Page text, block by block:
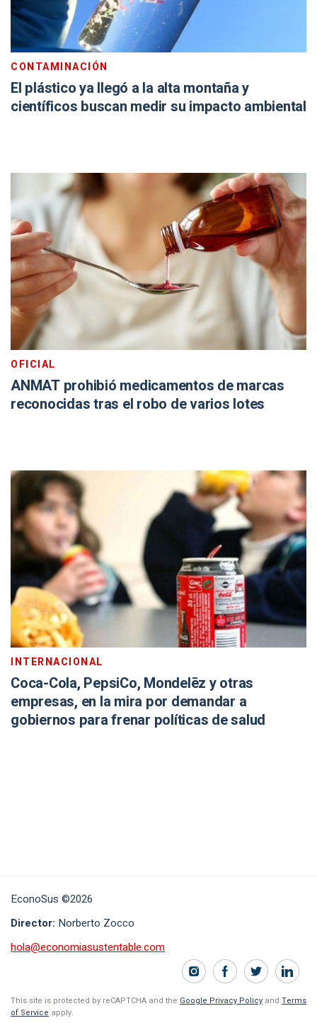
CONTAMINACIÓN
El plástico ya llegó a la alta montaña y
científicos buscan medir su impacto ambiental
OFICIAL
ANMAT prohibió medicamentos de marcas
reconocidas tras el robo de varios lotes
INTERNACIONAL
Coca-Cola, PepsiCo, Mondelēz y otras
empresas, en la mira por demandar a
gobiernos para frenar políticas de salud
EconoSus ©2026
Director: Norberto Zocco
hola@economiasustentable.com
This site is protected by reCAPTCHA and the Google Privacy Policy and Terms
of Service apply.